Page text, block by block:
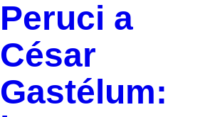
Peruci a
César
Gastélum: